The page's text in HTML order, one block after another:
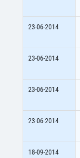
23-06-2014
23-06-2014
23-06-2014
23-06-2014
18-09-2014